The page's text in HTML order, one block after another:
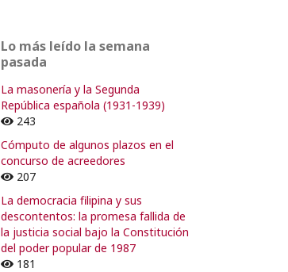
Lo más leído la semana
pasada
La masonería y la Segunda
República española (1931-1939)
243
Cómputo de algunos plazos en el
concurso de acreedores
207
La democracia filipina y sus
descontentos: la promesa fallida de
la justicia social bajo la Constitución
del poder popular de 1987
181